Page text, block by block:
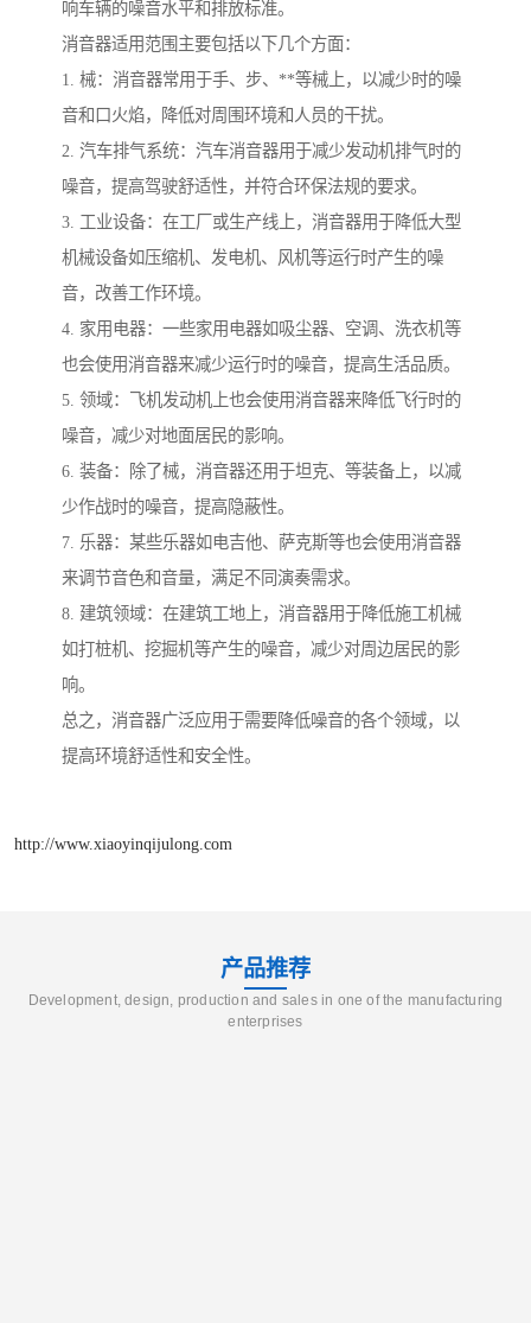
响车辆的噪音水平和排放标准。
消音器适用范围主要包括以下几个方面：
1. 械：消音器常用于手、步、**等械上，以减少时的噪
音和口火焰，降低对周围环境和人员的干扰。
2. 汽车排气系统：汽车消音器用于减少发动机排气时的
噪音，提高驾驶舒适性，并符合环保法规的要求。
3. 工业设备：在工厂或生产线上，消音器用于降低大型
机械设备如压缩机、发电机、风机等运行时产生的噪
音，改善工作环境。
4. 家用电器：一些家用电器如吸尘器、空调、洗衣机等
也会使用消音器来减少运行时的噪音，提高生活品质。
5. 领域：飞机发动机上也会使用消音器来降低飞行时的
噪音，减少对地面居民的影响。
6. 装备：除了械，消音器还用于坦克、等装备上，以减
少作战时的噪音，提高隐蔽性。
7. 乐器：某些乐器如电吉他、萨克斯等也会使用消音器
来调节音色和音量，满足不同演奏需求。
8. 建筑领域：在建筑工地上，消音器用于降低施工机械
如打桩机、挖掘机等产生的噪音，减少对周边居民的影
响。
总之，消音器广泛应用于需要降低噪音的各个领域，以
提高环境舒适性和安全性。
http://www.xiaoyinqijulong.com
产品推荐
Development, design, production and sales in one of the manufacturing
enterprises